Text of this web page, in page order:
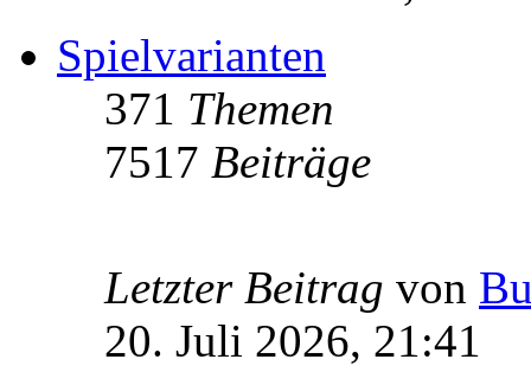
Spielvarianten
371 Themen
7517 Beiträge
Letzter Beitrag von
20. Juli 2026, 21:41